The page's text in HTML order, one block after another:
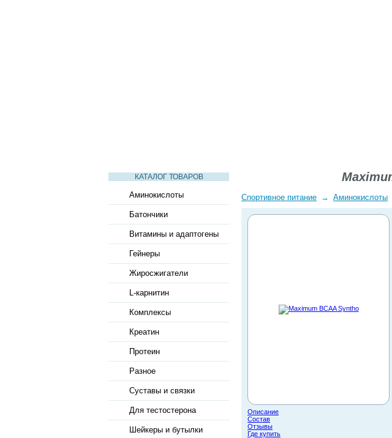
КАТАЛОГ ТОВАРОВ
Аминокислоты
Батончики
Витамины и адаптогены
Гейнеры
Жиросжигатели
L-карнитин
Комплексы
Креатин
Протеин
Разное
Суставы и связки
Для тестостерона
Шейкеры и бутылки
Спортивное питание → Аминокислоты
Описание
Состав
Отзывы
Где купить